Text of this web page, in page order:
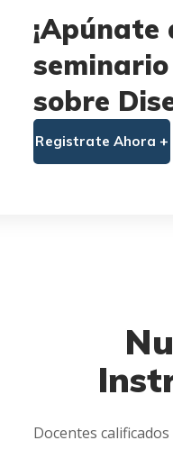
sobre
Registrate Ahora +
Docentes